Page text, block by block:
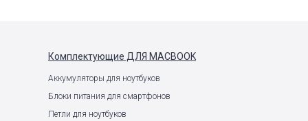
Комплектующие ДЛЯ MACBOOK
Аккумуляторы для ноутбуков
Блоки питания для смартфонов
Петли для ноутбуков